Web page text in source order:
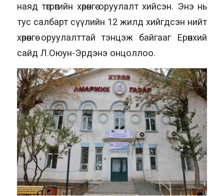
наяд төгрөгийн хөрөнгө оруулалт хийсэн. Энэ нь
тус салбарт сүүлийн 12 жилд хийгдсэн нийт
хөрөнгө оруулалттай тэнцэж байгааг Ерөнхий
сайд Л.Оюун-Эрдэнэ онцоллоо.